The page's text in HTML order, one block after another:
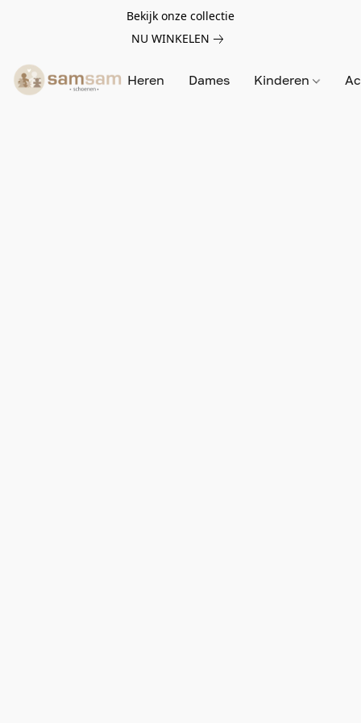
Bekijk onze collectie
NU WINKELEN
Heren Dames Kinderen